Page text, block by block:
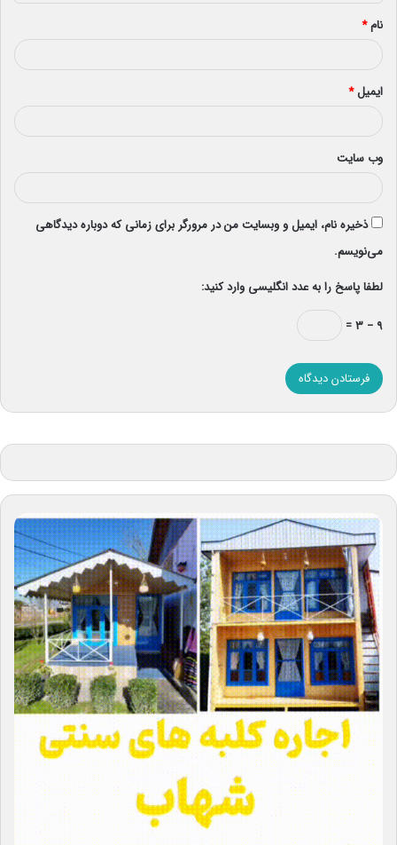
نام*
ایمیل*
وب‌ سایت
ذخیره نام، ایمیل و وبسایت من در مرورگر برای زمانی که دوباره دیدگاهی
می‌نویسم.
لطفا پاسخ را به عدد انگلیسی وارد کنید:
۹ − ۳ =